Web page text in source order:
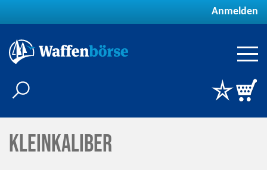
Anmelden
Kleinkaliber